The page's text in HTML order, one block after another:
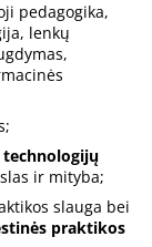
pedagogika,
lenkų
ir mityba;
slauga bei
praktikos